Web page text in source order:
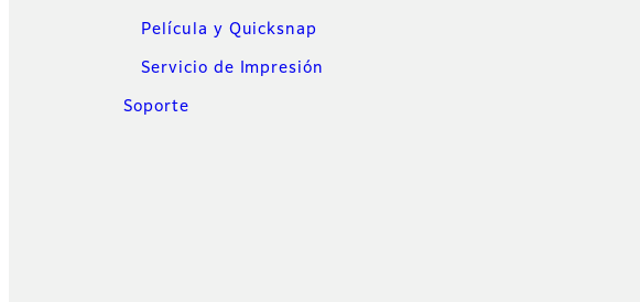
Película y Quicksnap
Servicio de Impresión
Soporte